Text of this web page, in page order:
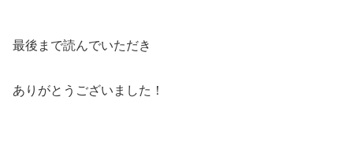
最後まで読んでいただき
ありがとうございました！